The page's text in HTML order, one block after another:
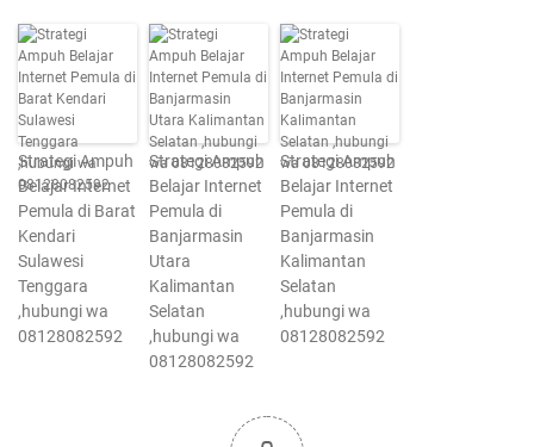
Strategi Ampuh
Belajar Internet
Pemula di Barat
Kendari
Sulawesi
Tenggara
,hubungi wa
08128082592
Strategi Ampuh
Belajar Internet
Pemula di
Banjarmasin
Utara
Kalimantan
Selatan
,hubungi wa
08128082592
Strategi Ampuh
Belajar Internet
Pemula di
Banjarmasin
Kalimantan
Selatan
,hubungi wa
08128082592